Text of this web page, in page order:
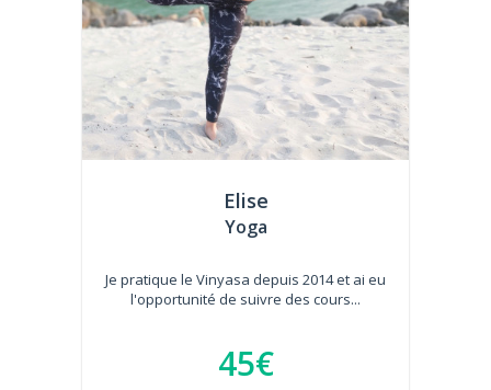
Elise
Yoga
Je pratique le Vinyasa depuis 2014 et ai eu
l'opportunité de suivre des cours...
45€